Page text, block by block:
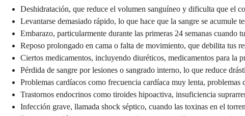
Deshidratación, que reduce el volumen sanguíneo y dificulta que el
Levantarse demasiado rápido, lo que hace que la sangre se acumule
Embarazo, particularmente durante las primeras 24 semanas cuando
Reposo prolongado en cama o falta de movimiento, que debilita tus
Ciertos medicamentos, incluyendo diuréticos, medicamentos para la
Pérdida de sangre por lesiones o sangrado interno, lo que reduce
Problemas cardíacos como frecuencia cardíaca muy lenta,
Trastornos endocrinos como tiroides hipoactiva, insuficiencia
Infección grave, llamada shock séptico, cuando las toxinas en el